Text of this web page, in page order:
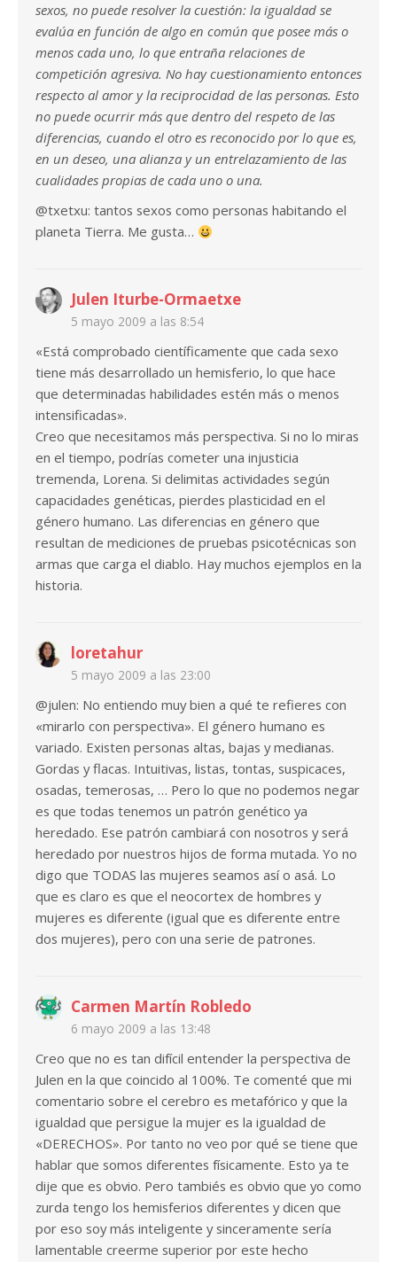
sexos, no puede resolver la cuestión: la igualdad se
evalúa en función de algo en común que posee más o
menos cada uno, lo que entraña relaciones de
competición agresiva. No hay cuestionamiento entonces
respecto al amor y la reciprocidad de las personas. Esto
no puede ocurrir más que dentro del respeto de las
diferencias, cuando el otro es reconocido por lo que es,
en un deseo, una alianza y un entrelazamiento de las
cualidades propias de cada uno o una.
@txetxu: tantos sexos como personas habitando el
planeta Tierra. Me gusta…
Julen Iturbe-Ormaetxe
5 mayo 2009 a las 8:54
«Está comprobado científicamente que cada sexo
tiene más desarrollado un hemisferio, lo que hace
que determinadas habilidades estén más o menos
intensificadas».
Creo que necesitamos más perspectiva. Si no lo miras
en el tiempo, podrías cometer una injusticia
tremenda, Lorena. Si delimitas actividades según
capacidades genéticas, pierdes plasticidad en el
género humano. Las diferencias en género que
resultan de mediciones de pruebas psicotécnicas son
armas que carga el diablo. Hay muchos ejemplos en la
historia.
loretahur
5 mayo 2009 a las 23:00
@julen: No entiendo muy bien a qué te refieres con
«mirarlo con perspectiva». El género humano es
variado. Existen personas altas, bajas y medianas.
Gordas y flacas. Intuitivas, listas, tontas, suspicaces,
osadas, temerosas, … Pero lo que no podemos negar
es que todas tenemos un patrón genético ya
heredado. Ese patrón cambiará con nosotros y será
heredado por nuestros hijos de forma mutada. Yo no
digo que TODAS las mujeres seamos así o asá. Lo
que es claro es que el neocortex de hombres y
mujeres es diferente (igual que es diferente entre
dos mujeres), pero con una serie de patrones.
Carmen Martín Robledo
6 mayo 2009 a las 13:48
Creo que no es tan difícil entender la perspectiva de
Julen en la que coincido al 100%. Te comenté que mi
comentario sobre el cerebro es metafórico y que la
igualdad que persigue la mujer es la igualdad de
«DERECHOS». Por tanto no veo por qué se tiene que
hablar que somos diferentes físicamente. Esto ya te
dije que es obvio. Pero tambiés es obvio que yo como
zurda tengo los hemisferios diferentes y dicen que
por eso soy más inteligente y sinceramente sería
lamentable creerme superior por este hecho